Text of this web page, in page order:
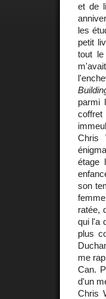
et de
les
petit
tout
parmi
coffret
Chris
étage
son
ratée,
qui l'a
plus
me
Can.
d'un
Chris